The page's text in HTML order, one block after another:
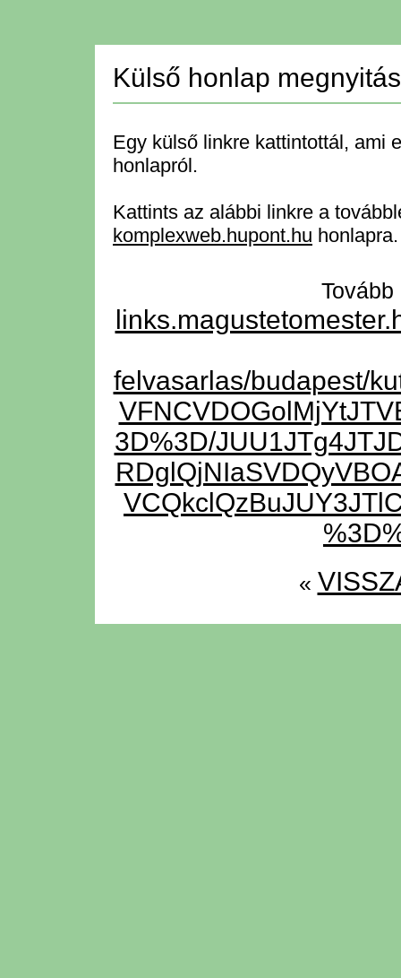
Külső honlap
Egy külső linkre kattintottál, ami
honlapról.
Kattints az alábbi linkre a
komplexweb.hupont.hu honlapra.
felvasarlas/budapest/
3D%3D/
«